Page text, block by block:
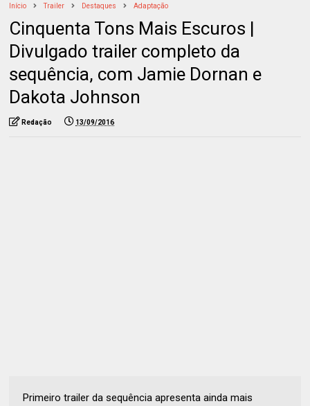
Início Trailer Destaques Adaptação
Cinquenta Tons Mais Escuros |
Divulgado trailer completo da
sequência, com Jamie Dornan e
Dakota Johnson
Redação 13/09/2016
Primeiro trailer da sequência apresenta ainda mais